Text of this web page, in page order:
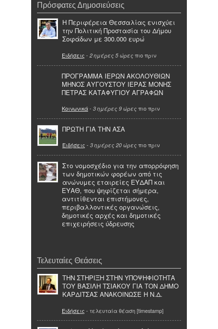
Πρόσφατες Δημοσιεύσεις
Η Περιφέρεια Θεσσαλίας ενισχύει
την Πολιτική Προστασία του Δήμου
Σοφάδων με 300.000 ευρώ
Ειδήσεις - 2 ημέρες 5 ώρες πιο πριν
ΠΡΟΓΡΑΜΜΑ ΙΕΡΩΝ ΑΚΟΛΟΥΘΙΩΝ
ΜΗΝΟΣ ΑΥΓΟΥΣΤΟΥ ΙΕΡΑΣ ΜΟΝΗΣ
ΠΕΤΡΑΣ ΚΑΤΑΦΥΓΙΟΥ ΑΓΡΑΦΩΝ
Κοινωνικά- 3 ημέρες 9 ώρες πιο πριν
ΠΡΩΤΗ ΓΙΑ ΤΗΝ ΑΣΑ
Ειδήσεις - 3 ημέρες 20 ώρες πιο πριν
Στο νομοσχέδιο για την απορρόφηση
των δημοτικών φορέων από τις
ανώνυμες εταιρείες ΕΥΔΑΠ και
ΕΥΑΘ, που ψηφίζεται σήμερα,
αντιτίθενται επιστήμονες,
περιβαλλοντικές οργανώσεις,
δημοτικές αρχές και δημοτικές
επιχειρήσεις ύδρευσης
Τελευταίες Θεάσεις
ΤΗΝ ΣΤΗΡΙΞΗ ΣΤΗΝ ΥΠΟΨΗΦΙΟΤΗΤΑ
ΤΟΥ ΒΑΣΙΛΗ ΤΣΙΑΚΟΥ ΓΙΑ ΤΟΝ ΔΗΜΟ
ΚΑΡΔΙΤΣΑΣ ΑΝΑΚΟΙΝΩΣΕ Η Ν.Δ.
Ειδήσεις - τελευταία θέαση [timestamp]